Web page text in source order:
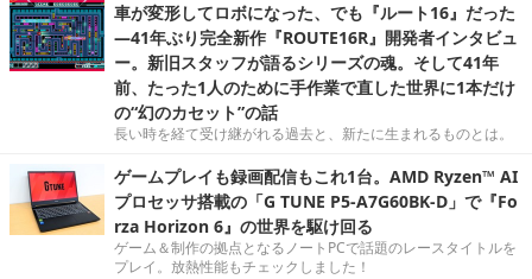
車が変形してロボになった、でも『ルート16』だった
―41年ぶり完全新作『ROUTE16R』開発者インタビュ
ー。新旧スタッフが語るシリーズの魂。そして41年
前、たった1人のために手作業で直した世界に1本だけ
の“幻のカセット”の話
長い時を経て受け継がれる過去と、新たに生まれるものとは。
ゲームプレイも録画配信もこれ1台。AMD Ryzen™ AI
プロセッサ搭載の「G TUNE P5-A7G60BK-D」で『Fo
rza Horizon 6』の世界を駆け回る
ゲーム＆制作の拠点となるノートPCで話題のレースタイトルを
プレイ。放熱性能もチェックしました！